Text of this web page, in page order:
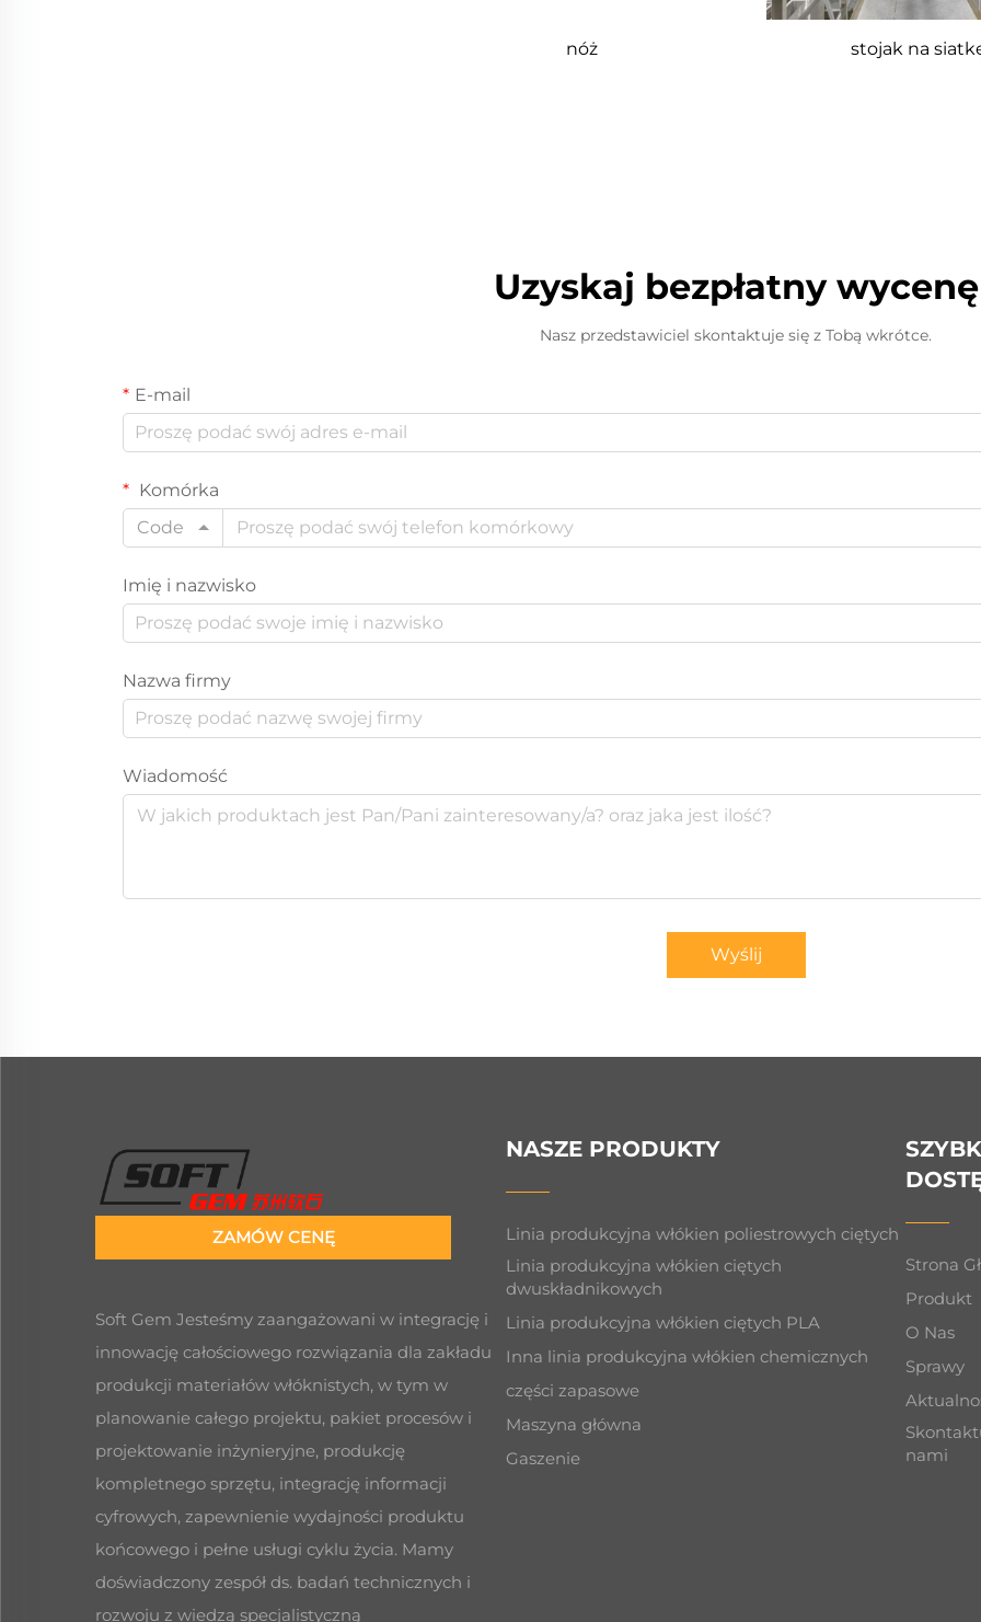
nóż stojak na
Uzyskaj bezpłatny wycenę
Nasz przedstawiciel skontaktuje się z Tobą wkrótce.
E-mail
Komórka
Code
Imię i nazwisko
Nazwa firmy
Wiadomość
Wyślij
ZAMÓW CENĘ
Soft Gem Jesteśmy zaangażowani w integrację i
innowację całościowego rozwiązania dla zakładu
produkcji materiałów włóknistych, w tym w
planowanie całego projektu, pakiet procesów i
projektowanie inżynieryjne, produkcję
kompletnego sprzętu, integrację informacji
cyfrowych, zapewnienie wydajności produktu
końcowego i pełne usługi cyklu życia. Mamy
doświadczony zespół ds. badań technicznych i
rozwoju z wiedzą specjalistyczną
NASZE PRODUKTY
Linia produkcyjna włókien poliestrowych ciętych
Linia produkcyjna włókien ciętych
dwuskładnikowych
Linia produkcyjna włókien ciętych PLA
Inna linia produkcyjna włókien chemicznych
części zapasowe
Maszyna główna
Gaszenie
Strona
Produkt
O Nas
Sprawy
nami